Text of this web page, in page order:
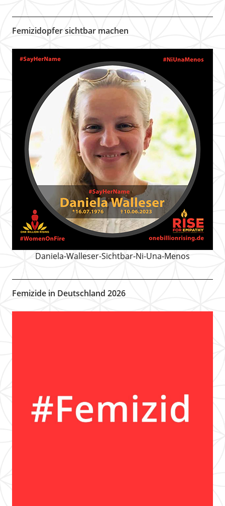
Femizidopfer sichtbar machen
Daniela-Walleser-Sichtbar-Ni-Una-Menos
Femizide in Deutschland 2026